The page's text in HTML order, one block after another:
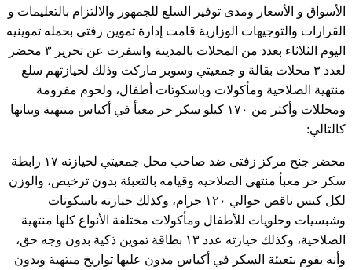
الأسواق و الأسعار ومدى توفير السلع للجمهور والالتزام بالتعليمات و
القرارات والتوجيهات الوزارية قامت إدارة تموين زفتى بحمله تموينيه
اليوم الثلاثاء بعدد من المحلات بالمدينة واسفرت عن تحرير ٣ محضر
لعدد ٣ محلات بقالة و جمعيتي وسوبر ماركت وذلك لحيازتهم سلع
منتهية الصلاحية ومأكولات وباسكوتات أطفال، ولحوم مفرومة
ومخللات وأكثر من ١٧٠ كيلو سكر حر معبأ في أكياس منتهية وبيانها
كالتالي:
محضر جنح مركز زفتى ضد صاحب محل جمعيتي لحيازته ١٧ رابطة
سكر حر معبأ منتهي الصلاحيه وقيامه بالتعبئة بدون ترخيص، والوزن
لكل كيس ناقص حوالي ١٢٠ جرام، وكذلك حيازته باسكوتات
وشبسيات وحلويات للأطفال ومأكولات مختلفة الأنواع كلها منتهية
الصلاحية، وكذلك حيازته عدد ١٣ بطاقة تموين ذكية بدون وجه حق،
وأنه يقوم بتعبئة السكر في أكياس مدون عليها تواريخ منتهية وبدون